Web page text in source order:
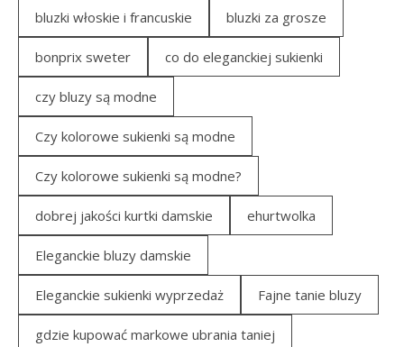
bluzki włoskie i francuskie bluzki za grosze
bonprix sweter co do eleganckiej sukienki
czy bluzy są modne
Czy kolorowe sukienki są modne
Czy kolorowe sukienki są modne?
dobrej jakości kurtki damskie ehurtwolka
Eleganckie bluzy damskie
Eleganckie sukienki wyprzedaż Fajne tanie bluzy
gdzie kupować markowe ubrania taniej